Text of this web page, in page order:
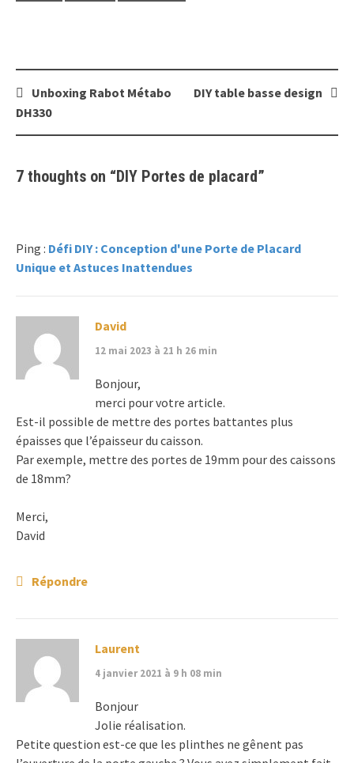
Post
navigation
Unboxing Rabot Métabo
DH330
DIY table basse design
7 thoughts on “DIY Portes de placard”
Ping : Défi DIY : Conception d'une Porte de Placard
Unique et Astuces Inattendues
David
12 mai 2023 à 21 h 26 min
Bonjour,
merci pour votre article.
Est-il possible de mettre des portes battantes plus
épaisses que l’épaisseur du caisson.
Par exemple, mettre des portes de 19mm pour des caissons
de 18mm?
Merci,
David
Répondre
Laurent
4 janvier 2021 à 9 h 08 min
Bonjour
Jolie réalisation.
Petite question est-ce que les plinthes ne gênent pas